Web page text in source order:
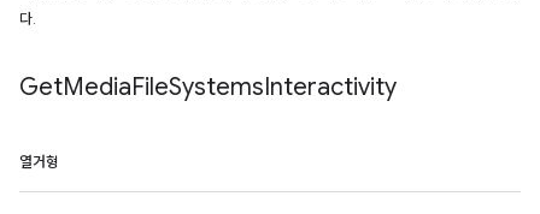
다.
GetMediaFileSystemsInteractivity
열거형